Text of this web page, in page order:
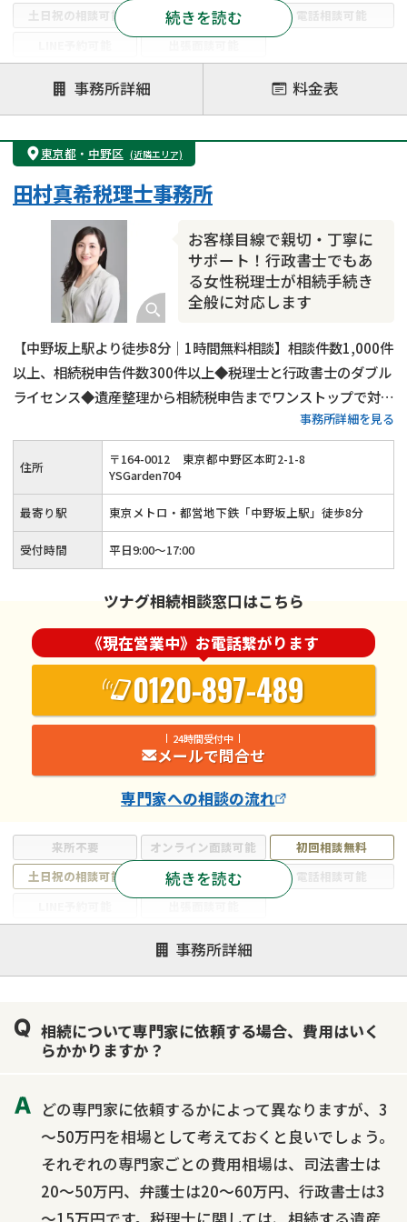
土日祝の相談可能 19時以降電話可能
電話相談可能
注力案件
遺言書作成・遺言執行
相続放棄
相続登記
遺産分割
遺留分侵害額請求
相続税申告
相続手続き
銀行手続き
成年後見・任意後見
贈与税
相続人調査
相続財産調査
相続トラブル
続きを読む
事務所詳細 料金表
東京都 ・ 中野区 (近隣エリア)
お客様目線で親切・丁寧に
サポート！行政書士でもあ
る女性税理士が相続手続き
全般に対応します
田村真希税理士事務所
【中野坂上駅より徒歩8分｜1時間無料相談】相談件数1,000件
以上、相続税申告件数300件以上◆税理士と行政書士のダブル
ライセンス◆遺産整理から相続税申告までワンストップで対応
可能◆20年以上の実務経験がある女性税理士が、お客様の気
持ちに寄り添って親切・丁寧に相続手続きを行います。
事務所詳細を見る
来所不要 オンライン面談可能
初回相談無料
土日祝の相談可能
19時以降電話可能
電話相談可能
遺言書作成・遺言執行
相続放棄
相続登記
相続手続き
銀行手続き
家族信託
成年後見・任意後見
相続トラブル
続きを読む
住所 〒164-0012
東京都中野区本町2-1-8
YSGarden704
最寄り駅 東京メトロ・都営地下鉄「中野坂上駅」徒歩8分
受付時間 平日9:00〜17:00
ツナグ相続相談窓口はこちら
《現在営業中》お電話繋がります
0120-897-489
24時間受付中
メールで問合せ
専門家への相談の流れ
事務所詳細
相続について専門家に依頼する場合、費用はいく
らかかりますか？
どの専門家に依頼するかによって異なりますが、3
～50万円を相場として考えておくと良いでしょう。
それぞれの専門家ごとの費用相場は、司法書士は
20～50万円、弁護士は20～60万円、行政書士は3